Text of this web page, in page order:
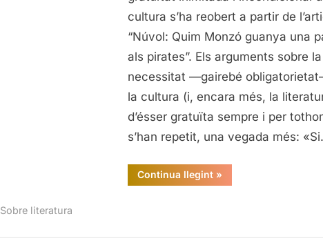
són
robatori:
cultura
gratuïta
per
a
tothom!
cultura s’ha reobert a partir de
“Núvol: Quim Monzó guanya una
als pirates”. Els arguments sobre la
necessitat —gairebé
la cultura (i, encara més, la
d’ésser gratuïta sempre i per
s’han repetit, una vegada més:
Continua llegint“Els
drets
gratuïta
»
Sobre literatura